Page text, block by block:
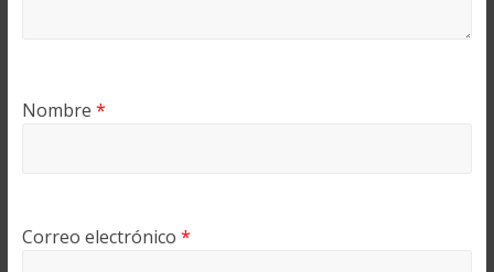
Nombre *
Correo electrónico *